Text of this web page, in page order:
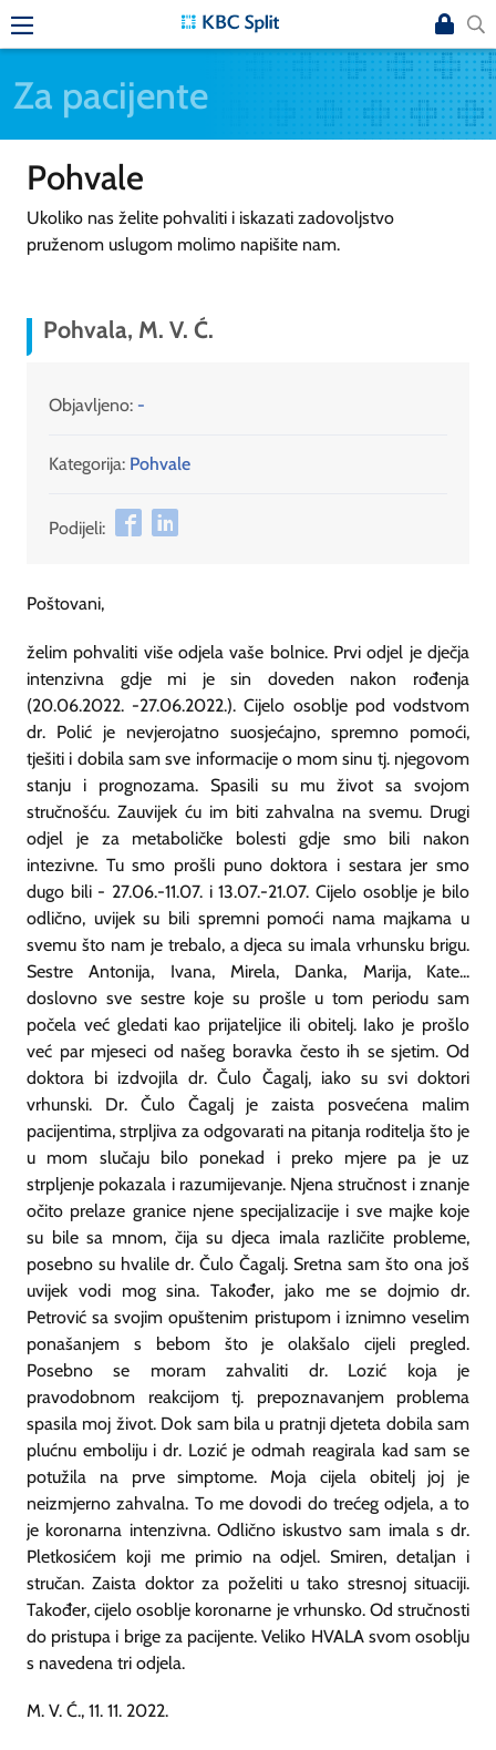
Za pacijente
Pohvale
Ukoliko nas želite pohvaliti i iskazati zadovoljstvo
pruženom uslugom molimo napišite nam.
Pohvala, M. V. Ć.
Objavljeno: -
Kategorija: Pohvale
Podijeli:
Poštovani,
želim pohvaliti više odjela vaše bolnice. Prvi odjel je dječja
intenzivna gdje mi je sin doveden nakon rođenja
(20.06.2022. -27.06.2022.). Cijelo osoblje pod vodstvom
dr. Polić je nevjerojatno suosjećajno, spremno pomoći,
tješiti i dobila sam sve informacije o mom sinu tj. njegovom
stanju i prognozama. Spasili su mu život sa svojom
stručnošću. Zauvijek ću im biti zahvalna na svemu. Drugi
odjel je za metaboličke bolesti gdje smo bili nakon
intezivne. Tu smo prošli puno doktora i sestara jer smo
dugo bili - 27.06.-11.07. i 13.07.-21.07. Cijelo osoblje je bilo
odlično, uvijek su bili spremni pomoći nama majkama u
svemu što nam je trebalo, a djeca su imala vrhunsku brigu.
Sestre Antonija, Ivana, Mirela, Danka, Marija, Kate...
doslovno sve sestre koje su prošle u tom periodu sam
počela već gledati kao prijateljice ili obitelj. Iako je prošlo
već par mjeseci od našeg boravka često ih se sjetim. Od
doktora bi izdvojila dr. Čulo Čagalj, iako su svi doktori
vrhunski. Dr. Čulo Čagalj je zaista posvećena malim
pacijentima, strpljiva za odgovarati na pitanja roditelja što je
u mom slučaju bilo ponekad i preko mjere pa je uz
strpljenje pokazala i razumijevanje. Njena stručnost i znanje
očito prelaze granice njene specijalizacije i sve majke koje
su bile sa mnom, čija su djeca imala različite probleme,
posebno su hvalile dr. Čulo Čagalj. Sretna sam što ona još
uvijek vodi mog sina. Također, jako me se dojmio dr.
Petrović sa svojim opuštenim pristupom i iznimno veselim
ponašanjem s bebom što je olakšalo cijeli pregled.
Posebno se moram zahvaliti dr. Lozić koja je
pravodobnom reakcijom tj. prepoznavanjem problema
spasila moj život. Dok sam bila u pratnji djeteta dobila sam
plućnu emboliju i dr. Lozić je odmah reagirala kad sam se
potužila na prve simptome. Moja cijela obitelj joj je
neizmjerno zahvalna. To me dovodi do trećeg odjela, a to
je koronarna intenzivna. Odlično iskustvo sam imala s dr.
Pletkosićem koji me primio na odjel. Smiren, detaljan i
stručan. Zaista doktor za poželiti u tako stresnoj situaciji.
Također, cijelo osoblje koronarne je vrhunsko. Od stručnosti
do pristupa i brige za pacijente. Veliko HVALA svom osoblju
s navedena tri odjela.
M. V. Ć., 11. 11. 2022.